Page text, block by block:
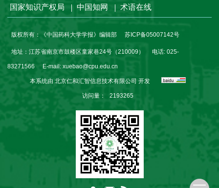
国家知识产权局
中国知网 术语在线
版权所有：《中国药科大学学报》编辑部 苏ICP备05007142号
地址：江苏省南京市鼓楼区童家巷24号（210009） 电话: 025-
83271566 E-mail: xuebao@cpu.edu.cn
本系统由 北京仁和汇智信息技术有限公司 开发
访问量： 2193265